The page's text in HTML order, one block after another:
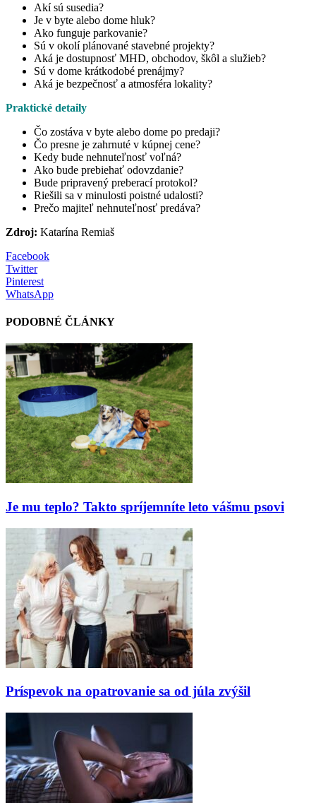
Akí sú susedia?
Je v byte alebo dome hluk?
Ako funguje parkovanie?
Sú v okolí plánované stavebné projekty?
Aká je dostupnosť MHD, obchodov, škôl a služieb?
Sú v dome krátkodobé prenájmy?
Aká je bezpečnosť a atmosféra lokality?
Praktické detaily
Čo zostáva v byte alebo dome po predaji?
Čo presne je zahrnuté v kúpnej cene?
Kedy bude nehnuteľnosť voľná?
Ako bude prebiehať odovzdanie?
Bude pripravený preberací protokol?
Riešili sa v minulosti poistné udalosti?
Prečo majiteľ nehnuteľnosť predáva?
Zdroj: Katarína Remiaš
Facebook
Twitter
Pinterest
WhatsApp
PODOBNÉ ČLÁNKY
Je mu teplo? Takto spríjemníte leto vášmu psovi
Príspevok na opatrovanie sa od júla zvýšil